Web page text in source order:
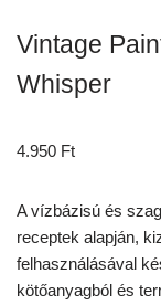
Vintage
Whisper
4.950 Ft
A vízbázisú és
receptek alapján,
felhasználásával
kötőanyagból és